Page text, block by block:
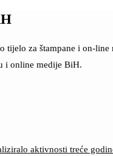
tijelo za štampane i on-
i online medije BiH.
aktivnosti treće